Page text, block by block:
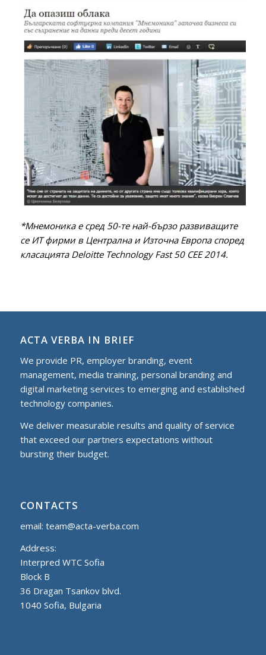
*Мнемоника е сред 50-те най-бързо развиващите
се ИТ фирми в Централна и Източна Европа според
класацията Deloitte Technology Fast 50 CEE 2014.
ACTA VERBA IN BRIEF
We provide PR, employer branding, event
management, media training, personal branding and
digital marketing services to еmerging and established
technology companies.
We deliver measurable results and quality of service
that exceed our partners expectations without
bursting their budget.
CONTACTS
email: team@acta-verba.com
Address:
Interpred WTC Sofia
Block B
36 Dragan Tsankov blvd.
1040 Sofia, Bulgaria